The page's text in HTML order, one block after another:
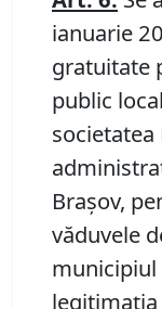
ianuarie
gratuitate
public
societatea
Braşov,
văduvele
municipiul
legitimaţia